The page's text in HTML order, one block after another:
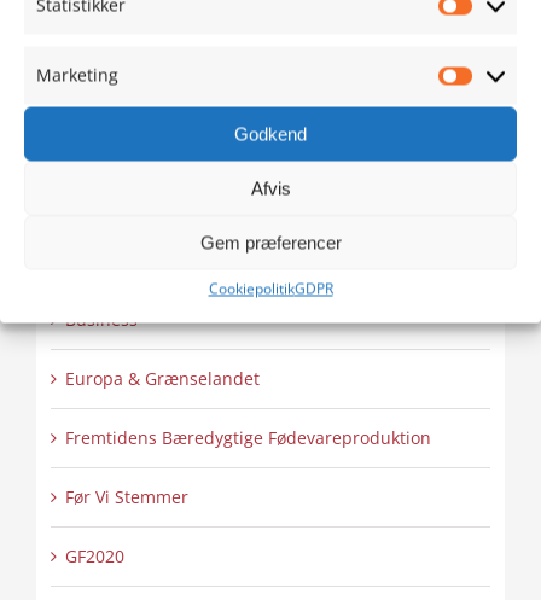
Statistikker
Marketing
Godkend
Afvis
Gem præferencer
CookiepolitikGDPR
Business
Europa & Grænselandet
Fremtidens Bæredygtige Fødevareproduktion
Før Vi Stemmer
GF2020